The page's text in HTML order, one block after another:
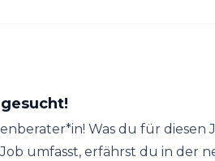
Was du für diesen
umfasst, erfährst du in der